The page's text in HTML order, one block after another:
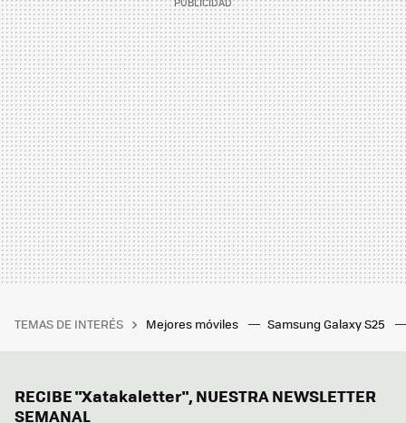
TEMAS DE INTERÉS Mejores móviles Samsung Galaxy S25
RECIBE "Xatakaletter", NUESTRA NEWSLETTER
SEMANAL